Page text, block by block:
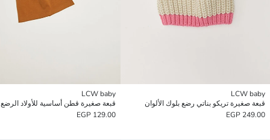
LCW baby
قبعة صغيرة تريكو بناتي رضع بلوك الألوان
249.00 EGP
LCW baby
129.00 EGP